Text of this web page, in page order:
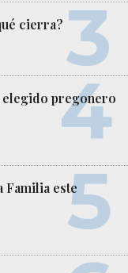
cierra?
elegido pregonero
Familia este